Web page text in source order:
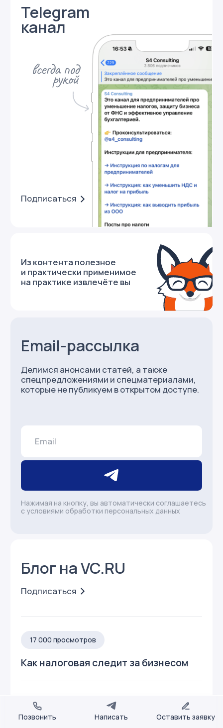
ООО «С4»
ИНН 7728344426
Связаться с нами
Написать в telegram
+7 499 444 27 25
info@s4consulting.ru
Telegram канал
vc.ru
Посмотреть юридические документы
© S4 Consulting, 2026
Политика обработки
персональных данных
Контакты
Позвонить Написать Оставить заявку